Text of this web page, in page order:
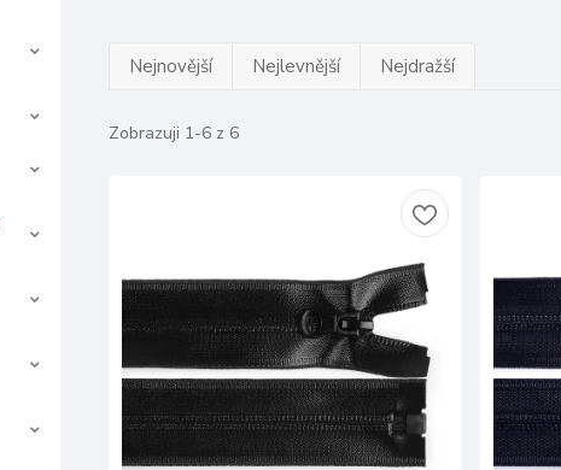
Nejnovější Nejlevnější Nejdražší
Zobrazuji 1-6 z 6